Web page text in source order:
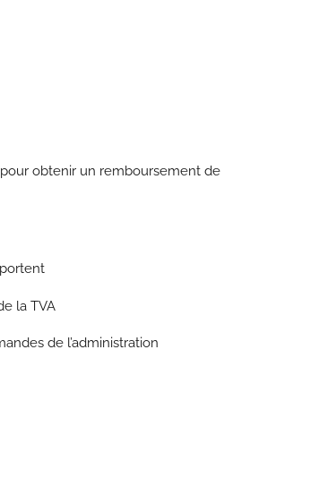
obtenir un remboursement de
la TVA
de l’administration